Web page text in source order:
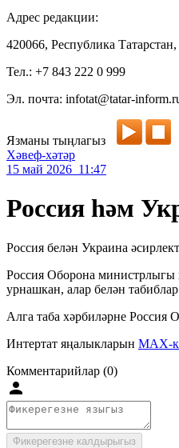
Адрес редакции:
420066, Республика
Тел.: +7 843 222 0 999
Эл. почта: infotat@tatar-
Язманы тыңлагыз
Хәвеф-хәтәр
15 май 2026 11:47
Россия һәм
Россия белән Украина
Россия Оборона министрлыгы
урнашкан, алар белән
Алга таба хәрбиләрне Россия
Интертат яңалыкларын MAX-
Комментарийлар (0)
Фикерегезне калдырыгыз